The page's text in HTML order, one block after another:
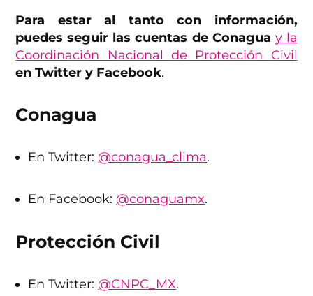
Para estar al tanto con información,
puedes seguir las cuentas de Conagua y la
Coordinación Nacional de Protección Civil
en Twitter y Facebook.
Conagua
En Twitter: @conagua_clima.
En Facebook: @conaguamx.
Protección Civil
En Twitter: @CNPC_MX.